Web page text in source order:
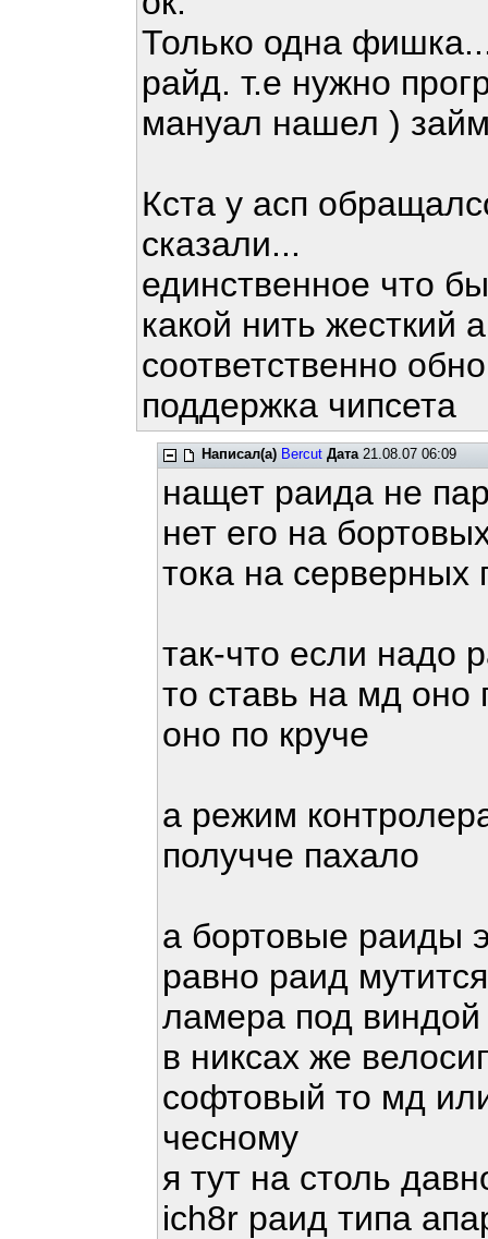
Только одна
райд. т.е нужно
мануал нашел )
Кста у асп
сказали...
единственное что
какой нить жесткий
соответственно
поддержка чипсета
Написал(а) Bercut Дата21.08.07 06:09
нащет раида не
нет его на
тока на
так-что если надо
то ставь на мд
оно по круче
а режим
получче пахало
а бортовые раиды
равно раид
ламера под виндой
в никсах же
софтовый то мд
чесному
я тут на столь
ich8r раид типа